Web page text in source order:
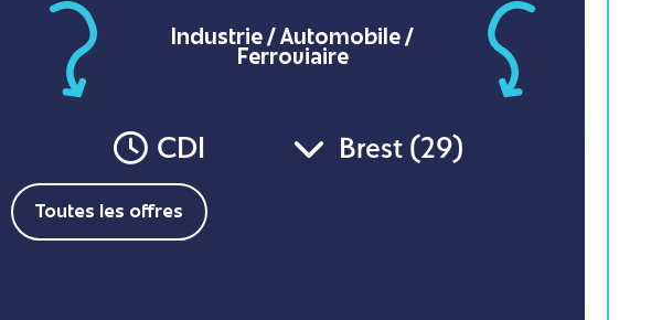
Industrie / Automobile /
Ferroviaire
CDI Brest (29)
Toutes les offres